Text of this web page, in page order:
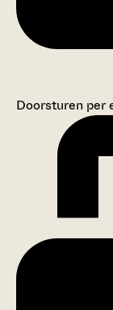
Doorsturen per